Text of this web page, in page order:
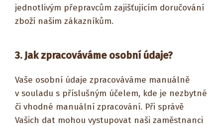
jednotlivým přepravcům zajišťujícím doručování
zboží našim zákazníkům.
3. Jak zpracováváme osobní údaje?
Vaše osobní údaje zpracováváme manuálně
v souladu s příslušným účelem, kde je nezbytné
či vhodné manuální zpracování. Při správě
Vašich dat mohou vystupovat naši zaměstnanci